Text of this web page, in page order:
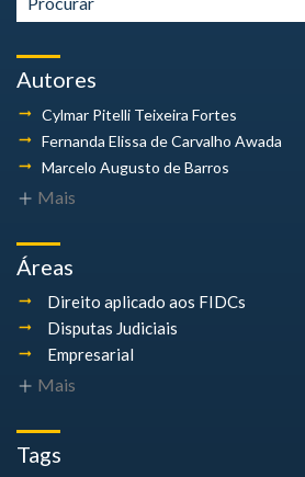
Autores
Cylmar Pitelli Teixeira Fortes
Fernanda Elissa de Carvalho Awada
Marcelo Augusto de Barros
Mais
Áreas
Direito aplicado aos FIDCs
Disputas Judiciais
Empresarial
Mais
Tags